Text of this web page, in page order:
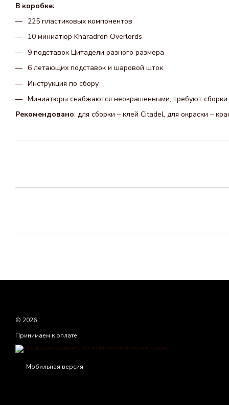
В коробке:
225 пластиковых компонентов
10 миниатюр Kharadron Overlords
9 подставок Цитадели разного размера
6 летающих подставок и шаровой шток
Инструкция по сбору
Миниатюры снабжаются неокрашенными, требуют сборки
Рекомендовано: для сборки – клей Citadel, для окраски –
© 2026
Принимаем к оплате
Мобильная версия